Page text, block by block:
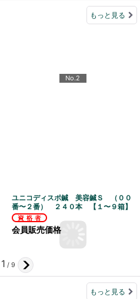
もっと見る
No.2
ユニコディスポ鍼 美容鍼Ｓ （００
番〜２番） ２４０本 【１〜９箱】
会員販売価格
1 / 9
もっと見る